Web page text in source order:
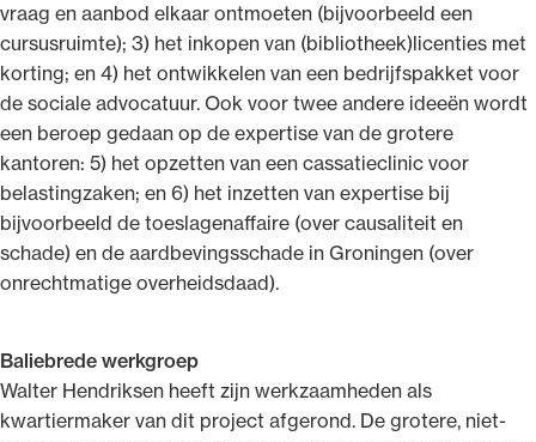
vraag en aanbod elkaar ontmoeten (bijvoorbeeld een
cursusruimte); 3) het inkopen van (bibliotheek)licenties met
korting; en 4) het ontwikkelen van een bedrijfspakket voor
de sociale advocatuur. Ook voor twee andere ideeën wordt
een beroep gedaan op de expertise van de grotere
kantoren: 5) het opzetten van een cassatieclinic voor
belastingzaken; en 6) het inzetten van expertise bij
bijvoorbeeld de toeslagenaffaire (over causaliteit en
schade) en de aardbevingsschade in Groningen (over
onrechtmatige overheidsdaad).
Baliebrede werkgroep
Walter Hendriksen heeft zijn werkzaamheden als
kwartiermaker van dit project afgerond. De grotere, niet-